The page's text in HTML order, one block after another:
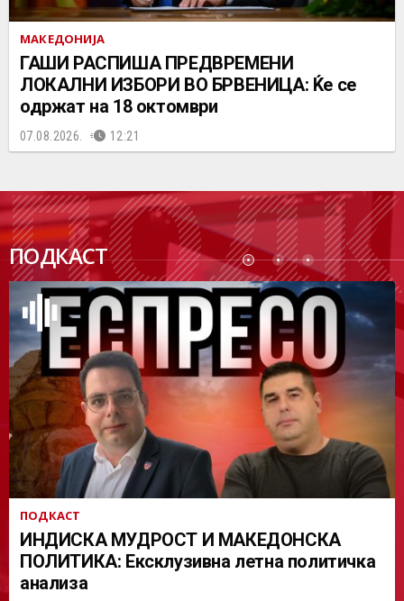
МАКЕДОНИЈА
ГАШИ РАСПИША ПРЕДВРЕМЕНИ
ЛОКАЛНИ ИЗБОРИ ВО БРВЕНИЦА: Ќе се
одржат на 18 октомври
07.08.2026. 12:21
ПОДКАСТ
ПОДК
АСТ
ПОДКАСТ
ИНДИСКА МУДРОСТ И МАКЕДОНСКА
ПОЛИТИКА: Ексклузивна летна политичка
анализа